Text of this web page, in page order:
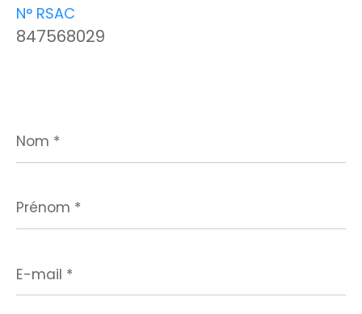
N° RSAC
847568029
*
*
mail
*